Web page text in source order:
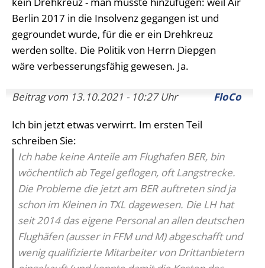
Berlin 2017 in die Insolvenz gegangen ist und
gegroundet wurde, für die er ein Drehkreuz
werden sollte. Die Politik von Herrn Diepgen
wäre verbesserungsfähig gewesen. Ja.
Beitrag vom 13.10.2021 - 10:27 Uhr FloCo
Ich bin jetzt etwas verwirrt. Im ersten Teil
schreiben Sie:
Ich habe keine Anteile am Flughafen BER, bin
wöchentlich ab Tegel geflogen, oft Langstrecke.
Die Probleme die jetzt am BER auftreten sind ja
schon im Kleinen in TXL dagewesen. Die LH hat
seit 2014 das eigene Personal an allen deutschen
Flughäfen (ausser in FFM und M) abgeschafft und
wenig qualifizierte Mitarbeiter von Drittanbietern